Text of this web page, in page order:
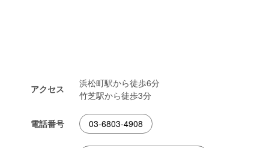
アクセス
浜松町駅から徒歩6分
竹芝駅から徒歩3分
電話番号 03-6803-4908